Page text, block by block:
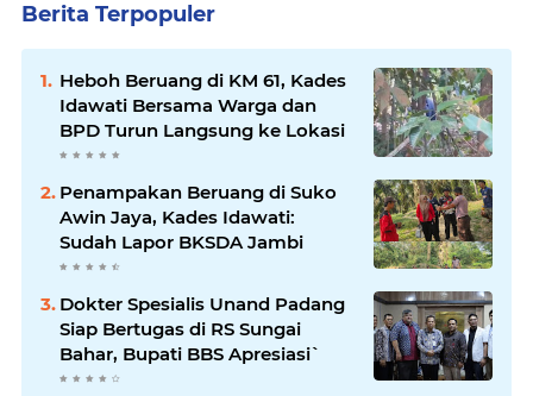
Berita Terpopuler
Heboh Beruang di KM 61, Kades
Idawati Bersama Warga dan
BPD Turun Langsung ke Lokasi
Penampakan Beruang di Suko
Awin Jaya, Kades Idawati:
Sudah Lapor BKSDA Jambi
Dokter Spesialis Unand Padang
Siap Bertugas di RS Sungai
Bahar, Bupati BBS Apresiasi`